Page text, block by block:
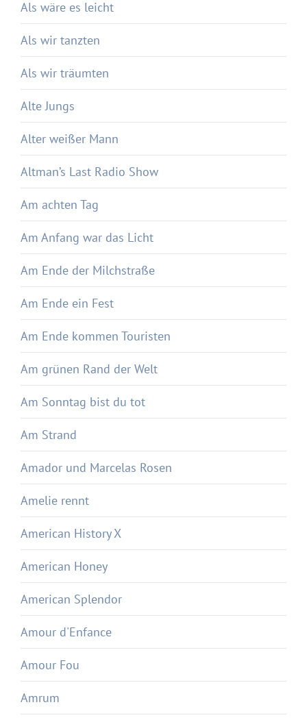
Als wäre es leicht
Als wir tanzten
Als wir träumten
Alte Jungs
Alter weißer Mann
Altman’s Last Radio Show
Am achten Tag
Am Anfang war das Licht
Am Ende der Milchstraße
Am Ende ein Fest
Am Ende kommen Touristen
Am grünen Rand der Welt
Am Sonntag bist du tot
Am Strand
Amador und Marcelas Rosen
Amelie rennt
American History X
American Honey
American Splendor
Amour d'Enfance
Amour Fou
Amrum